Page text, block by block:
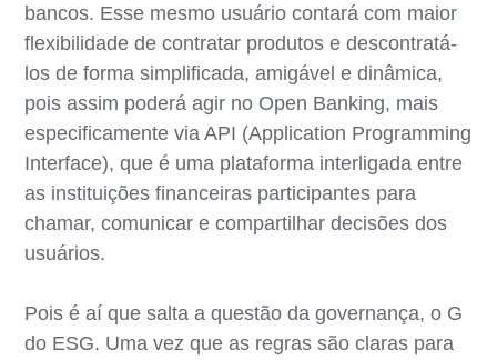
bancos. Esse mesmo usuário contará com maior
flexibilidade de contratar produtos e descontratá-
los de forma simplificada, amigável e dinâmica,
pois assim poderá agir no Open Banking, mais
especificamente via API (Application Programming
Interface), que é uma plataforma interligada entre
as instituições financeiras participantes para
chamar, comunicar e compartilhar decisões dos
usuários.
Pois é aí que salta a questão da governança, o G
do ESG. Uma vez que as regras são claras para